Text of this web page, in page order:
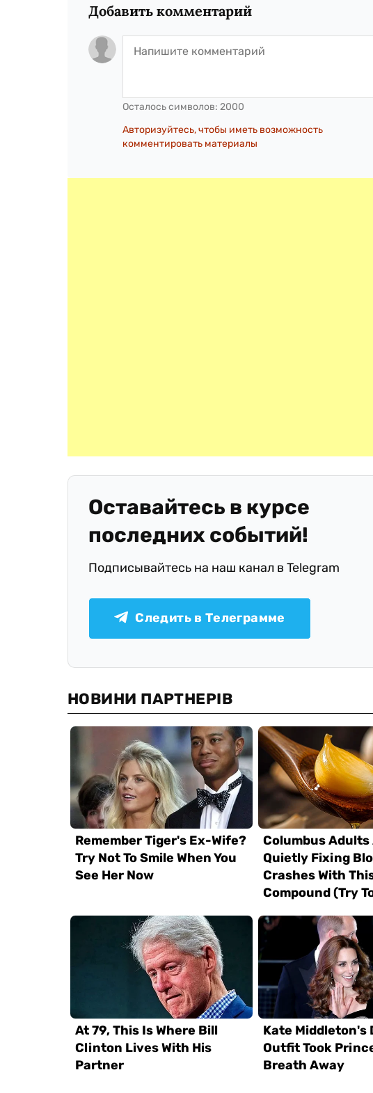
Добавить комментарий
Осталось символов: 2000
Авторизуйтесь, чтобы иметь возможность
комментировать материалы
Оставайтесь в курсе
последних событий!
Подписывайтесь на наш канал в Telegram
Следить в Телеграмме